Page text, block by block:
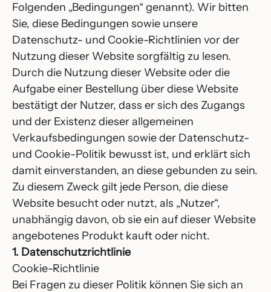
Folgenden „Bedingungen“ genannt). Wir bitten
Sie, diese Bedingungen sowie unsere
Datenschutz- und Cookie-Richtlinien vor der
Nutzung dieser Website sorgfältig zu lesen.
Durch die Nutzung dieser Website oder die
Aufgabe einer Bestellung über diese Website
bestätigt der Nutzer, dass er sich des Zugangs
und der Existenz dieser allgemeinen
Verkaufsbedingungen sowie der Datenschutz-
und Cookie-Politik bewusst ist, und erklärt sich
damit einverstanden, an diese gebunden zu sein.
Zu diesem Zweck gilt jede Person, die diese
Website besucht oder nutzt, als „Nutzer“,
unabhängig davon, ob sie ein auf dieser Website
angebotenes Produkt kauft oder nicht.
1. Datenschutzrichtlinie
Cookie-Richtlinie
Bei Fragen zu dieser Politik können Sie sich an